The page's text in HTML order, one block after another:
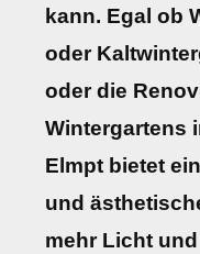
kann. Egal ob
oder
oder die
Wintergartens
Elmpt bietet
und
mehr Licht